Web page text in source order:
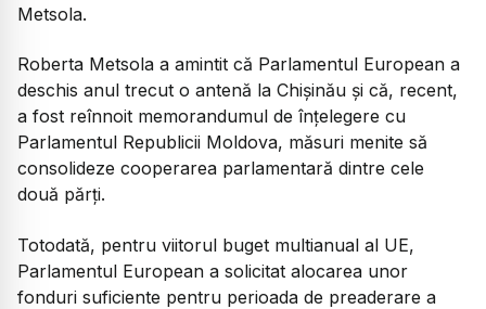
Metsola.
Roberta Metsola a amintit că Parlamentul European a
deschis anul trecut o antenă la Chișinău și că, recent,
a fost reînnoit memorandumul de înțelegere cu
Parlamentul Republicii Moldova, măsuri menite să
consolideze cooperarea parlamentară dintre cele
două părți.
Totodată, pentru viitorul buget multianual al UE,
Parlamentul European a solicitat alocarea unor
fonduri suficiente pentru perioada de preaderare a